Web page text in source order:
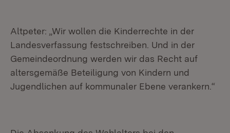
Altpeter: „Wir wollen die Kinderrechte in der
Landesverfassung festschreiben. Und in der
Gemeindeordnung werden wir das Recht auf
altersgemäße Beteiligung von Kindern und
Jugendlichen auf kommunaler Ebene verankern.“